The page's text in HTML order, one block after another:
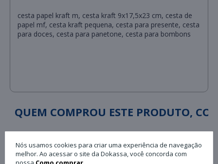
cesta papel kraft m, cesta kraft 9x17,5x23 cm, cesta de
papel mf, cesta kraft pequena, cesta para presente, cesta
para doces, cesta para panetone, cesta para bombons
QUEM COMPROU ESTE PRODUTO,
Nós usamos cookies para criar uma experiência de navegação
melhor. Ao acessar o site da Dokassa, você concorda com